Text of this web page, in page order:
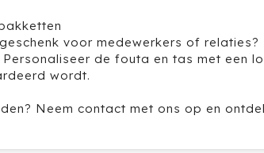
voor medewerkers of
Personaliseer de fouta en tas met een
wordt.
Neem contact met ons op en